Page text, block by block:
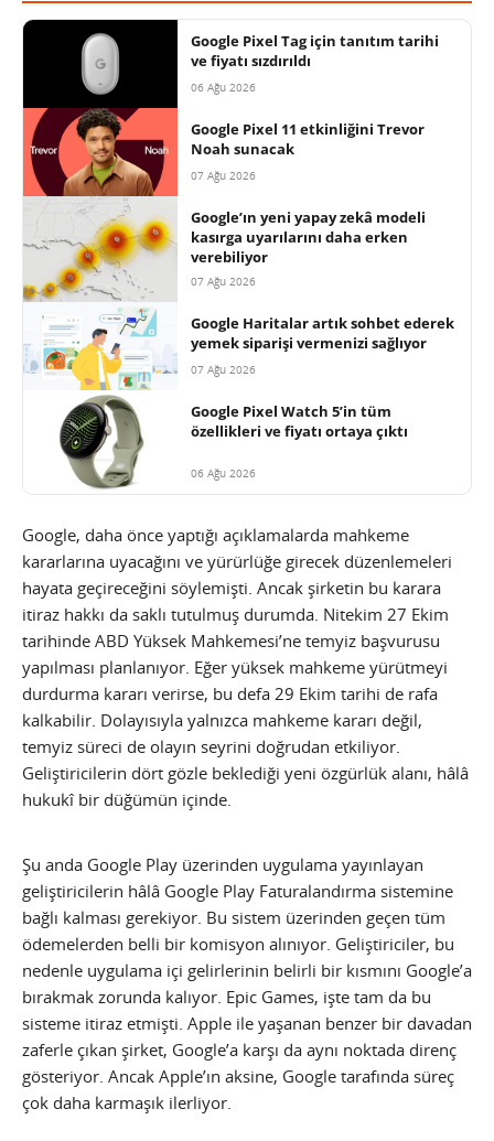
Google Pixel Tag için tanıtım tarihi
ve fiyatı sızdırıldı
06 Ağu 2026
Google Pixel 11 etkinliğini Trevor
Noah sunacak
07 Ağu 2026
Google’ın yeni yapay zekâ modeli
kasırga uyarılarını daha erken
verebiliyor
07 Ağu 2026
Google Haritalar artık sohbet ederek
yemek siparişi vermenizi sağlıyor
07 Ağu 2026
Google Pixel Watch 5’in tüm
özellikleri ve fiyatı ortaya çıktı
06 Ağu 2026
Google, daha önce yaptığı açıklamalarda mahkeme
kararlarına uyacağını ve yürürlüğe girecek düzenlemeleri
hayata geçireceğini söylemişti. Ancak şirketin bu karara
itiraz hakkı da saklı tutulmuş durumda. Nitekim 27 Ekim
tarihinde ABD Yüksek Mahkemesi’ne temyiz başvurusu
yapılması planlanıyor. Eğer yüksek mahkeme yürütmeyi
durdurma kararı verirse, bu defa 29 Ekim tarihi de rafa
kalkabilir. Dolayısıyla yalnızca mahkeme kararı değil,
temyiz süreci de olayın seyrini doğrudan etkiliyor.
Geliştiricilerin dört gözle beklediği yeni özgürlük alanı, hâlâ
hukukî bir düğümün içinde.
Şu anda Google Play üzerinden uygulama yayınlayan
geliştiricilerin hâlâ Google Play Faturalandırma sistemine
bağlı kalması gerekiyor. Bu sistem üzerinden geçen tüm
ödemelerden belli bir komisyon alınıyor. Geliştiriciler, bu
nedenle uygulama içi gelirlerinin belirli bir kısmını Google’a
bırakmak zorunda kalıyor. Epic Games, işte tam da bu
sisteme itiraz etmişti. Apple ile yaşanan benzer bir davadan
zaferle çıkan şirket, Google’a karşı da aynı noktada direnç
gösteriyor. Ancak Apple’ın aksine, Google tarafında süreç
çok daha karmaşık ilerliyor.